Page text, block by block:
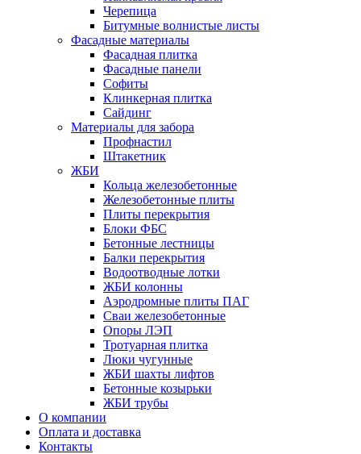
Черепица
Битумные волнистые листы
Фасадные материалы
Фасадная плитка
Фасадные панели
Софиты
Клинкерная плитка
Сайдинг
Материалы для забора
Профнастил
Штакетник
ЖБИ
Кольца железобетонные
Железобетонные плиты
Плиты перекрытия
Блоки ФБС
Бетонные лестницы
Балки перекрытия
Водоотводные лотки
ЖБИ колонны
Аэродромные плиты ПАГ
Сваи железобетонные
Опоры ЛЭП
Тротуарная плитка
Люки чугунные
ЖБИ шахты лифтов
Бетонные козырьки
ЖБИ трубы
О компании
Оплата и доставка
Контакты